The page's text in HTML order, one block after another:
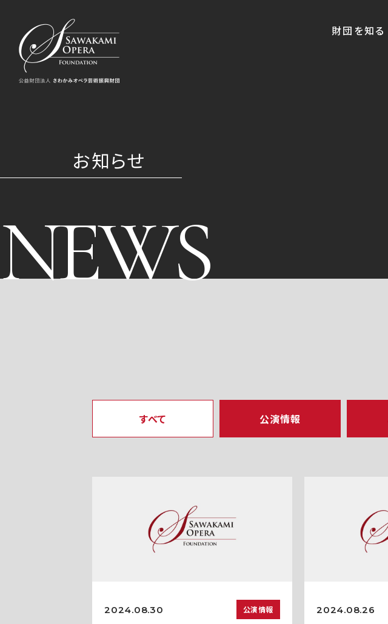
財団を知る
お知らせ
NEWS
すべて 公演情報
2024.08.30 公演情報 2024.08.26